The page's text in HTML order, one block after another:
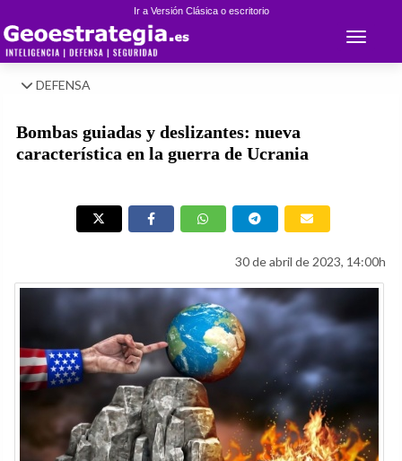
Ir a Versión Clásica o escritorio
Toggle
DEFENSA
Bombas guiadas y deslizantes: nueva
característica en la guerra de Ucrania
30 de abril de 2023, 14:00h